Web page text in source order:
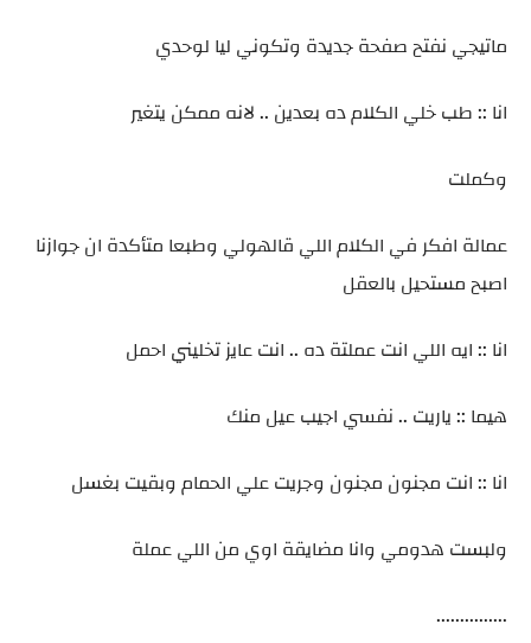
ماتيجي نفتح صفحة جديدة وتكوني ليا لوحدي
انا :: طب خلي الكلام ده بعدين .. لانه ممكن يتغير
وكملت
عمالة افكر في الكلام اللي قالهولي وطبعا متأكدة ان جوازنا
اصبح مستحيل بالعقل
انا :: ايه اللي انت عملتة ده .. انت عايز تخليني احمل
هيما :: ياريت .. نفسي اجيب عيل منك
انا :: انت مجنون مجنون وجريت علي الحمام وبقيت بغسل
ولبست هدومي وانا مضايقة اوي من اللي عملة
...............